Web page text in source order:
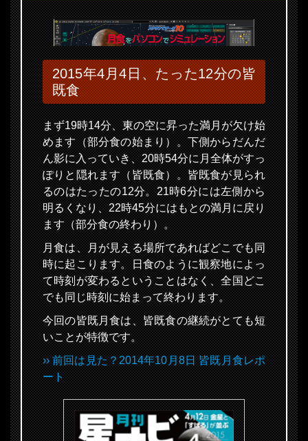
2015年4月4日、たった12分の皆
既食
まず19時14分、東の空に昇った満月が欠け始
めます（部分食の始まり）。下側からだんだ
ん影に入っていき、20時54分に月全体がすっ
ぽりと隠れます（皆既食）。皆既食が見られ
るのはたったの12分。21時6分には左側から
明るくなり、22時45分にはもとの満月に戻り
ます（部分食の終わり）。
月食は、月が見える場所であればどこでも同
時に起こります。日食のように観察地によっ
て時刻が変わるということはなく、全国どこ
でも同じ時刻に始まって終わります。
今回の皆既月食は、皆既食の継続がとても短
いことが特徴です。
›› 前回は見た？2014年10月8日 皆既月食レポ
ート